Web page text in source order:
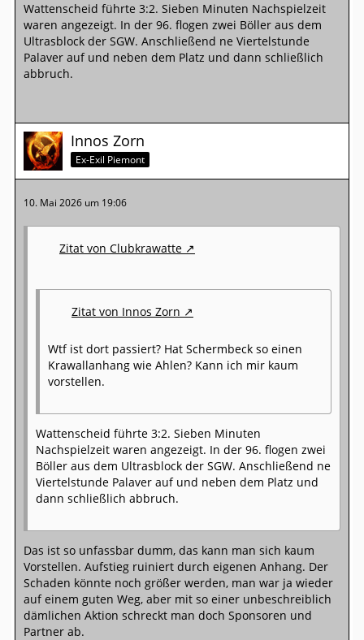
Wattenscheid führte 3:2. Sieben Minuten Nachspielzeit
waren angezeigt. In der 96. flogen zwei Böller aus dem
Ultrasblock der SGW. Anschließend ne Viertelstunde
Palaver auf und neben dem Platz und dann schließlich
abbruch.
Innos Zorn
Ex-Exil Piemont
10. Mai 2026 um 19:06
Zitat von Clubkrawatte
Zitat von Innos Zorn
Wtf ist dort passiert? Hat Schermbeck so einen
Krawallanhang wie Ahlen? Kann ich mir kaum
vorstellen.
Wattenscheid führte 3:2. Sieben Minuten
Nachspielzeit waren angezeigt. In der 96. flogen zwei
Böller aus dem Ultrasblock der SGW. Anschließend ne
Viertelstunde Palaver auf und neben dem Platz und
dann schließlich abbruch.
Das ist so unfassbar dumm, das kann man sich kaum
Vorstellen. Aufstieg ruiniert durch eigenen Anhang. Der
Schaden könnte noch größer werden, man war ja wieder
auf einem guten Weg, aber mit so einer unbeschreiblich
dämlichen Aktion schreckt man doch Sponsoren und
Partner ab.